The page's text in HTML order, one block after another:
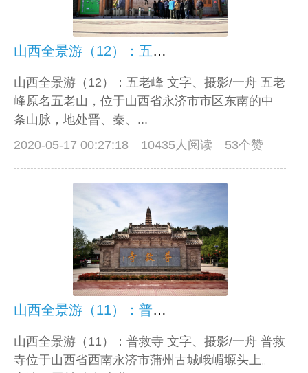
山西全景游（12）：五老峰
山西全景游（12）：五老峰 文字、摄影/一舟 五老
峰原名五老山，位于山西省永济市市区东南的中
条山脉，地处晋、秦、...
2020-05-17 00:27:18
10435人阅读 53个赞
山西全景游（11）：普救寺
山西全景游（11）：普救寺 文字、摄影/一舟 普救
寺位于山西省西南永济市蒲州古城峨嵋塬头上。